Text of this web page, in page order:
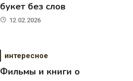
букет без слов
12.02.2026
интересное
Фильмы и книги о